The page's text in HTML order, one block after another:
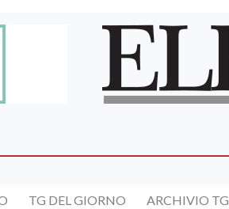
TG DEL GIORNO ARCHIVIO TG